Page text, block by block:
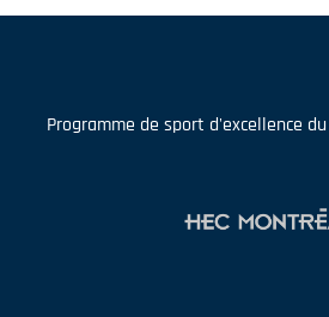
Programme de sport d'excellence